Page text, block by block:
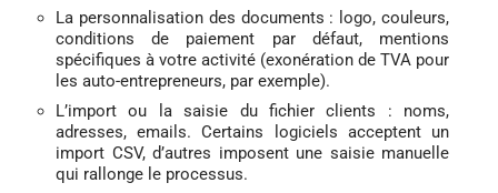
La personnalisation des documents : logo, couleurs,
conditions de paiement par défaut, mentions
spécifiques à votre activité (exonération de TVA pour
les auto-entrepreneurs, par exemple).
L’import ou la saisie du fichier clients : noms,
adresses, emails. Certains logiciels acceptent un
import CSV, d’autres imposent une saisie manuelle
qui rallonge le processus.